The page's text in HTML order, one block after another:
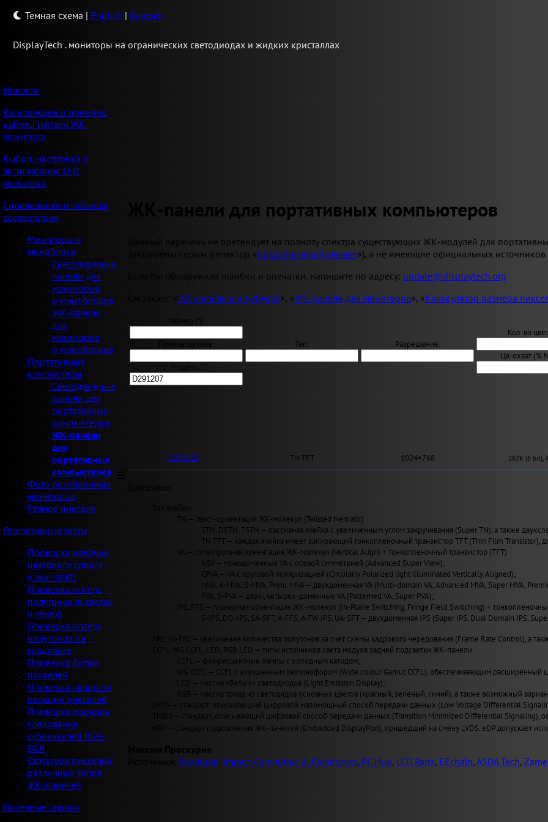
Темная схема | English | Deutsch
DisplayTech . мониторы на огранических светодиодах и жидких кристаллах
Новости
Конструкция и принцип
работы панели ЖК-
монитора
Выбор, настройка и
эксплуатация LCD
монитора
Справочники и таблицы
соответствия
Мониторы и
моноблоки
Светодиодные
панели для
мониторов
и моноблоков
ЖК-панели
для
мониторов
и моноблоков
Портативные
компьютеры
Светодиодные
панели для
портативных
компьютеров
ЖК-панели
для
портативных
компьютеров
Фото разобранных
мониторов
Размер пикселя
Оперативные тесты
Проверка наличия
цветового сдвига
(color-shift)
Проверка потерь
полутонов (в светах
и тенях)
Проверка потерь
полутонов на
градиенте
Проверка битых
пикселей
Проверка скорости
реакции пикселей
Проверка порядка
следования
субпикселей RGB-
BGR
Структура пикселей
различных типов
ЖК-панелей
Полезные ссылки
ЖК-панели для портативных компьютеров
Данный перечень не претендует на полноту спектра существующих ЖК-модулей для
закрашены серым (селектор «показать неактуальные»), а не имеющие официальных
Если Вы обнаружили ошибки и опечатки, напишите по адресу: update@displaytech.org
ЖК-панели в ноутбуках», «ЖК-панели для мониторов», «Калькулятор размера
Производитель: Тип: Разрешение:
Кол-во
Цв. охват (%
D291207 TN TFT 1024×768 262K (6 bit),
TN — твист-ориентация ЖК-молекул (Twisted Nematic)
STN, DSTN, TSTN — пассивная ячейка с увеличенным углом закручивания (Super TN), а также
TN TFT — каждая ячейка имеет запирающий тонкопленочный транзистор TFT (Thin Film
VA — гомеотропная ориентация ЖК-молекул (Vertical Align) + тонкопленочный транзистор (TFT)
ASV — монодоменные VA с осевой симметрией (Advanced Super View);
CPVA — VA с круговой поляризацией (Circularly Polarized light illuminated Vertically Aligned);
MVA, A-MVA, S-MVA, Prem. MVA — двухдоменная VA (Multi-domain VA, Advanced MVA, Super MVA,
PVA, S-PVA — двух-, четырех-доменные VA (Patterned VA, Super PVA);
IPS, FFS — планарная ориентация ЖК-молекул (In-Plane Switching, Fringe Field Switching) +
S-IPS, DD-IPS, SA-SFT, A-FFS, A-TW IPS, UA-SFT — двухдоменная IPS (Super IPS, Dual Domain IPS,
FRC, Hi-FRC — увеличение количества полутонов за счет схемы кадрового чередования (Frame Rate Control), а
CCFL, WG CCFL, LED, RGB LED — типы источников света модуля задней подсветки ЖК-панели
CCFL — флюресцентные лампы с холодным катодом;
WG CCFL — CCFL с улучшенным люминофором (Wide сolour Gamut CCFL), обеспечивающим расширенный
LED — массив «белых» светодиодов (Light Emission Display);
RGB — массив триад из светодидов основных цветов (красный, зеленый, синий), а также возможный
LVDS — стандарт, описывающий цифровой маломощный способ передачи данных (Low Voltage Differential
TMDS — стандарт, описывающий цифровой способ передачи данных (Transition Minimized Differential Signaling),
eDP — стандарт подключения ЖК-панелей (Embedded DisplayPort), пришедший на смену LVDS. eDP допускает
Максим Проскурня
Panelook, Impact Computers & Electronics, PC Hub, LCD Parts, EEchain,ASDA Tech,